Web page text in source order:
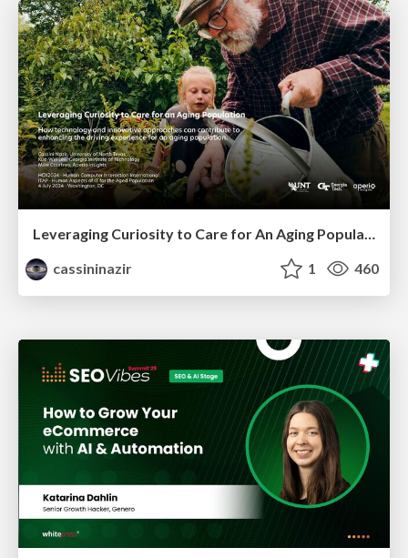
Leveraging Curiosity to Care for An Aging Population
cassininazir
1 460